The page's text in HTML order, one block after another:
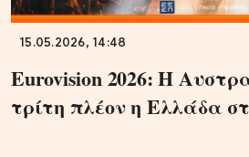
15.05.2026, 14:48
Eurovision 2026: Η
τρίτη πλέον η Ελλάδα